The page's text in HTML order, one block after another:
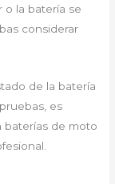
o la batería se
considerar
de la batería
es
baterías de moto